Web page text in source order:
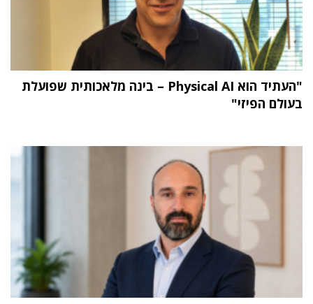
"העתיד הוא Physical AI – בינה מלאכותית שפועלת
בעולם הפיזי"